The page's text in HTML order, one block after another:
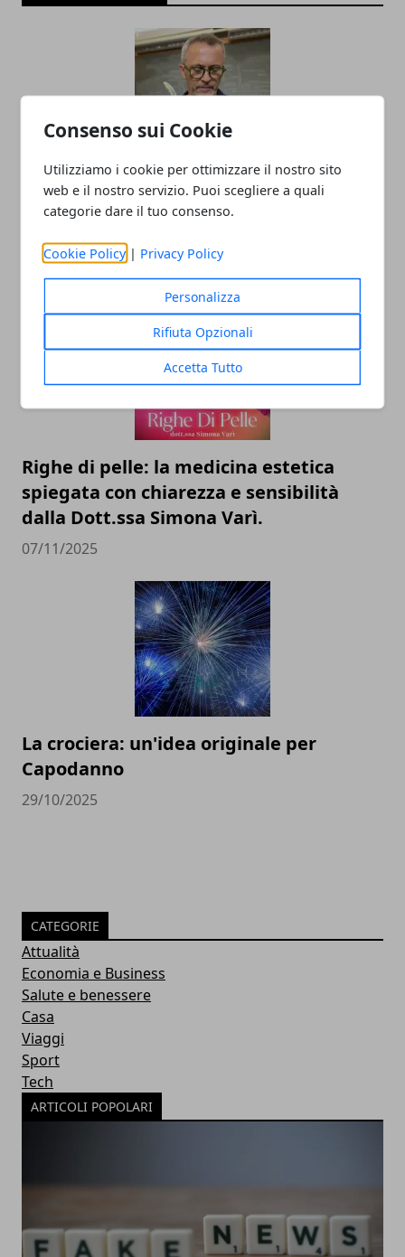
Consenso sui Cookie
Utilizziamo i cookie per ottimizzare il nostro sito
web e il nostro servizio. Puoi scegliere a quali
categorie dare il tuo consenso.
Cookie Policy | Privacy Policy
Personalizza
Rifiuta Opzionali
Accetta Tutto
Il professor Nuzzolese, a Torino come a
Bari: scienza e diritti umani nel nome
dell’identità perduta
Righe di pelle: la medicina estetica
spiegata con chiarezza e sensibilità
dalla Dott.ssa Simona Varì.
07/11/2025
La crociera: un'idea originale per
Capodanno
29/10/2025
CATEGORIE
Attualità
Economia e Business
Salute e benessere
Casa
Viaggi
Sport
Tech
ARTICOLI POPOLARI